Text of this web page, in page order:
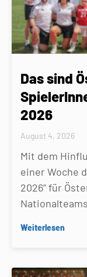
Das sind
2026
August 4, 2026
Mit dem
einer Woche
2026” für
Weiterlesen